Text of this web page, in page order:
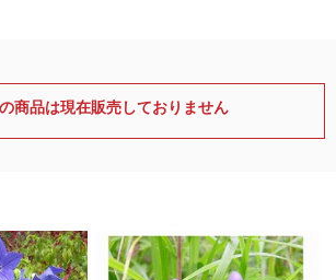
商品は現在販売しておりません